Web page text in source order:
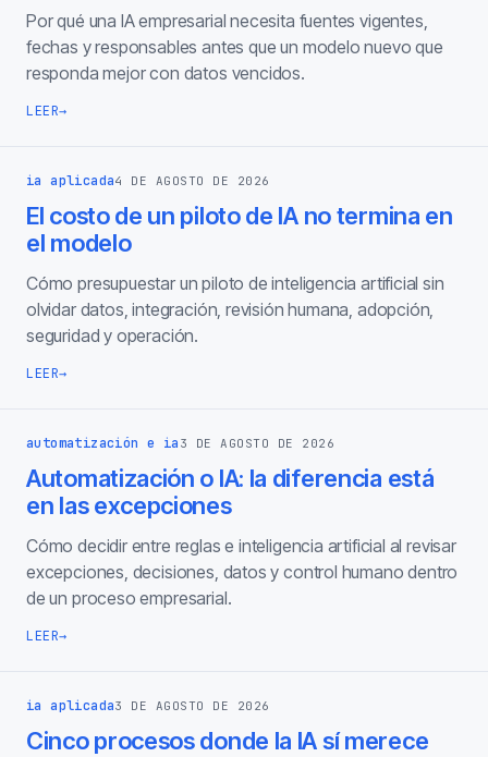
Por qué una IA empresarial necesita fuentes vigentes,
fechas y responsables antes que un modelo nuevo que
responda mejor con datos vencidos.
LEER→
ia aplicada4 DE AGOSTO DE 2026
El costo de un piloto de IA no termina en
el modelo
Cómo presupuestar un piloto de inteligencia artificial sin
olvidar datos, integración, revisión humana, adopción,
seguridad y operación.
LEER→
automatización e ia 3 DE AGOSTO DE 2026
Automatización o IA: la diferencia está
en las excepciones
Cómo decidir entre reglas e inteligencia artificial al revisar
excepciones, decisiones, datos y control humano dentro
de un proceso empresarial.
LEER→
ia aplicada3 DE AGOSTO DE 2026
Cinco procesos donde la IA sí merece